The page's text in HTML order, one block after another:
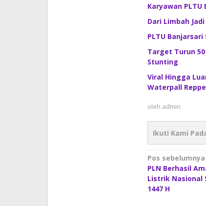
Karyawan
Dari Limbah
PLTU Banjarsari
Target Turun
Stunting
Viral Hingga
Waterpall
oleh admin
Ikuti Kami
Navigasi
pos
Pos sebelumnya
PLN Berhasil
Listrik Nasional
1447 H